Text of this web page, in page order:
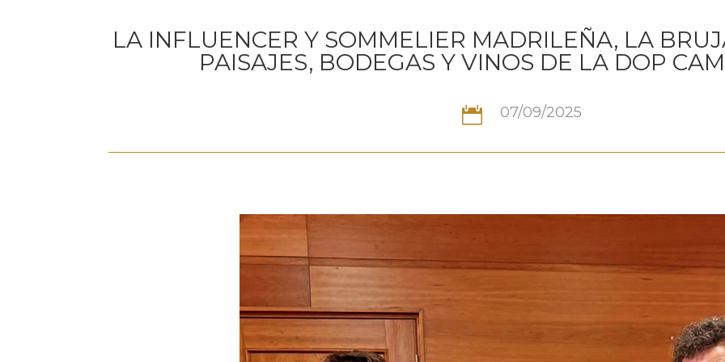
LA INFLUENCER Y SOMMELIER MADRILEÑA, LA
PAISAJES, BODEGAS Y VINOS DE LA DOP
 07/09/2025